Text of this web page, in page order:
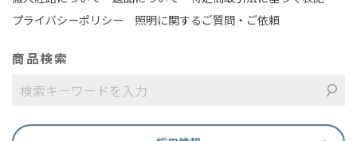
プライバシーポリシー
照明に関するご質問・ご依頼
商品検索